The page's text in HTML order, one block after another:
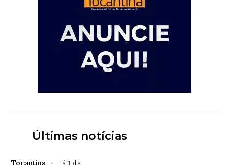
Últimas notícias
Tocantins Há 1 dia